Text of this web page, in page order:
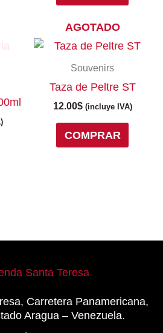
se
en
página
AGOTADO
Souvenirs
Taza de Peltre ST
12.00$ (incluye IVA)
COMPRAR
Carretera Panamericana,
Aragua – Venezuela.